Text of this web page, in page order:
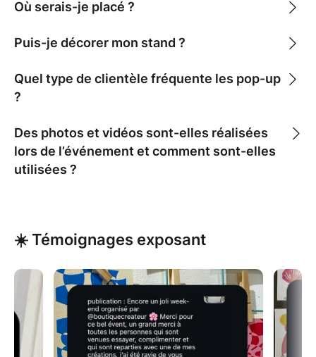
l’organisateur.)
boutiquecreateurparis@gmail.com
Instagram : tuttifrutti.videdressing / boutiquecreateur
Où serais-je placé ?
Puis-je décorer mon stand ?
Quel type de clientèle fréquente les pop-up
?
Des photos et vidéos sont-elles réalisées
lors de l’événement et comment sont-elles
utilisées ?
☀️ Témoignages exposant